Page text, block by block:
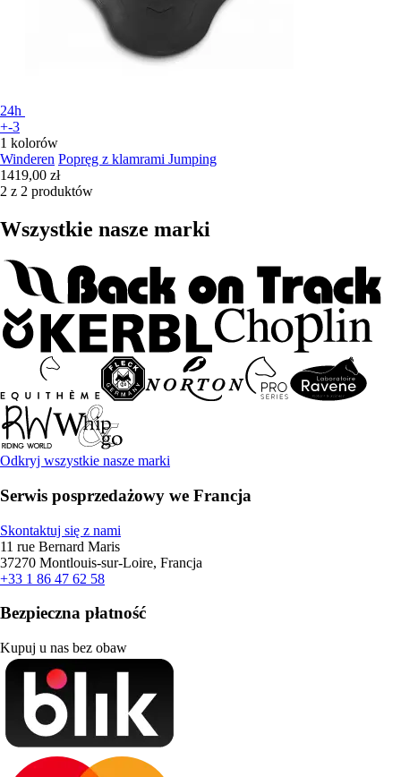
24h
+-3
1 kolorów
Winderen Popręg z klamrami Jumping
1419,00 zł
2 z 2 produktów
Wszystkie nasze marki
Odkryj wszystkie nasze marki
Serwis posprzedażowy we Francja
Skontaktuj się z nami
11 rue Bernard Maris
37270 Montlouis-sur-Loire, Francja
+33 1 86 47 62 58
Bezpieczna płatność
Kupuj u nas bez obaw